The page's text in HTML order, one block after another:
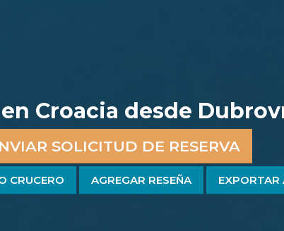
Croacia desde
SOLICITUD DE RESERVA
CRUCERO AGREGAR RESEÑA EXPORTAR